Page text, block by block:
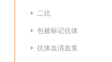
二抗
包被标记抗体
抗体血清血浆